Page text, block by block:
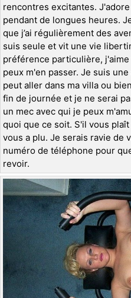
rencontres excitantes.
pendant de longues heures.
que j’ai régulièrement des
suis seule et vit une vie
préférence particulière,
peux m'en passer. Je suis
peut aller dans ma villa ou
fin de journée et je ne serai
un mec avec qui je peux
quoi que ce soit. S'il vous
vous a plu. Je serais ravie de
numéro de téléphone pour
revoir.